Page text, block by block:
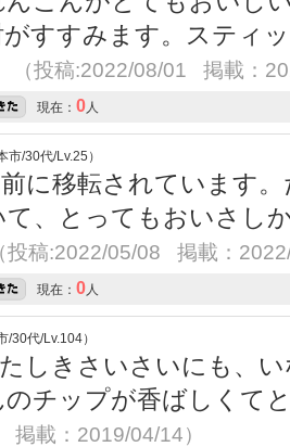
がすすみます。スティ
（投稿:2022/08/01 掲載：
現在： 0 人
/30代/Lv.25）
に移転されています
て、とってもおいさし
投稿:2022/05/08 掲載：
現在： 0 人
30代/Lv.104）
しきさいさいにも、
のチップが香ばしくて
掲載：2019/04/14）